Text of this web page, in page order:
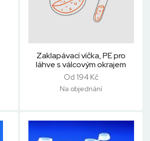
Zaklapávací víčka, PE pro
láhve s válcovým okrajem
Od 194 Kč
Na objednání